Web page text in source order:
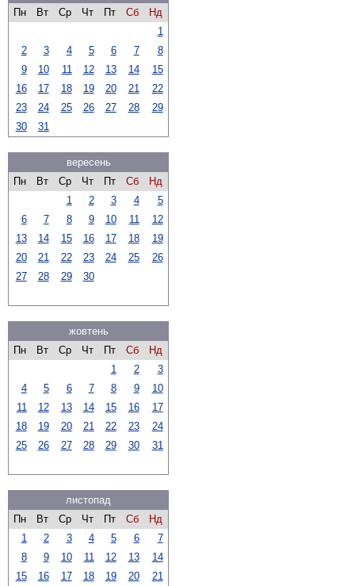
Пн
Вт Ср Чт Пт Сб
Нд
1
2
3 4 5 6 7
8
9
10 11 12 13 14
15
16
17 18 19 20 21
22
23
24 25 26 27 28
29
30
31
вересень
Пн
Вт Ср Чт Пт Сб
Нд
1
2 3 4
5
6
7 8 9 10 11
12
13
14 15 16 17 18
19
20
21 22 23 24 25
26
27
28 29 30
жовтень
Пн
Вт Ср Чт Пт Сб
Нд
1
2
3
4
5 6 7 8 9
10
11
12 13 14 15 16
17
18
19 20 21 22 23
24
25
26 27 28 29 30 31
листопад
Пн
Вт Ср Чт Пт Сб
Нд
1
2 3 4 5 6
7
8
9 10 11 12 13
14
15
16 17 18 19 20 21